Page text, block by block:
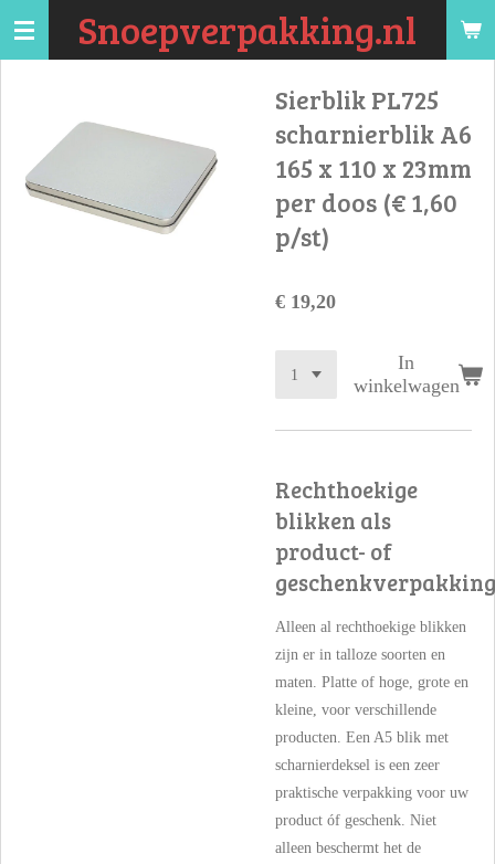
Ga
hoofdinhoud
Snoepverpakking.nl
Sierblik PL725
scharnierblik A6
165 x 110 x 23mm
per doos (€ 1,60
p/st)
€ 19,20
In
winkelwagen
Rechthoekige
blikken als
product- of
geschenkverpakking
Alleen al rechthoekige blikken
zijn er in talloze soorten en
maten. Platte of hoge, grote en
kleine, voor verschillende
producten. Een A5 blik met
scharnierdeksel is een zeer
praktische verpakking voor uw
product óf geschenk. Niet
alleen beschermt het de